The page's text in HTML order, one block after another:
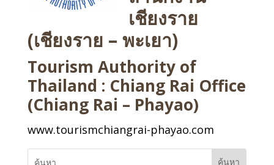
เชียงราย
(เชียงราย – พะเยา)
Tourism Authority of
Thailand : Chiang Rai Office
(Chiang Rai – Phayao)
www.tourismchiangrai-phayao.com